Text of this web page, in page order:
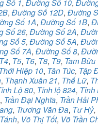
Số 1, Đường Số 10,
, Đường Số 12D, Đường
Số 1A, Đường Số 1B,
Số 26, Đường Số 2A,
Số 5, Đường Số 5A,
Số 7A, Đường Số 8,
T4, T5, T6, T8, T9, Tam Bửu
Hiệp 10, Tân Túc, Tập
, Thạnh Xuân 21, Thế Lữ,
Lộ 80, Tỉnh lộ 824, Tỉnh
, Trần Đại Nghĩa, Trần Hải
, Trương Văn Đa, Tư Hỷ,
, Võ Thị Tốt, Võ Trần